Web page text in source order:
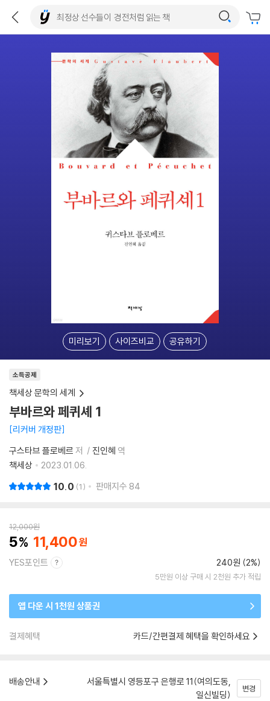
미리보기 사이즈비교 공유하기
소득공제
책세상 문학의 세계
부바르와 페퀴셰 1
리커버 개정판
구스타브 플로베르 저 진인혜 역
책세상
2023.01.06.
10.0 1 판매지수 84
12,000원
5 11,400
YES포인트 240원 (2%)
5만원 이상 구매 시 2천원 추가 적립
앱 다운 시 1천원 상품권
결제혜택 카드/간편결제 혜택을 확인하세요
배송안내
서울특별시 영등포구 은행로 11(여의도동,
일신빌딩)
변경